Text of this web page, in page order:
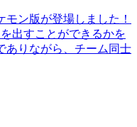
ン版が登場しました！
出すことができるかを
ありながら、チーム同士